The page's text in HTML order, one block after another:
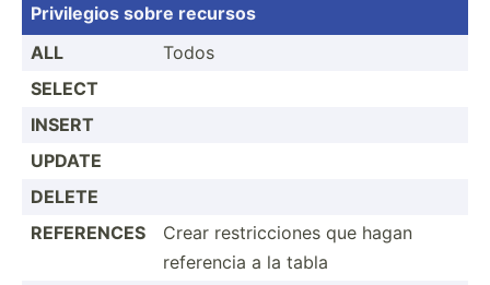
Privil­egios sobre recursos
ALL
Todos
SELECT
INSERT
UPDATE
DELETE
REFERENCES
Crear restri­cciones que hagan
referencia a la tabla